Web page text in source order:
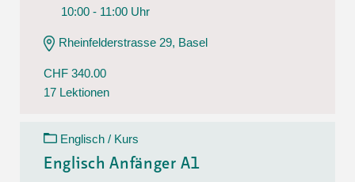
10:00 - 11:00 Uhr
Rheinfelderstrasse 29, Basel
CHF 340.00
17 Lektionen
Englisch / Kurs
Englisch Anfänger A1